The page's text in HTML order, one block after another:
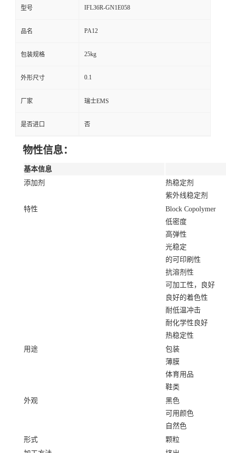
型号 IFL36R-GN1E058
品名 PA12
包装规格 25kg
外形尺寸 0.1
厂家 瑞士EMS
是否进口 否
物性信息：
基本信息
添加剂
热稳定剂
紫外线稳定剂
特性
Block Copolymer
低密度
高弹性
光稳定
的可印刷性
抗溶剂性
可加工性，良好
良好的着色性
耐低温冲击
耐化学性良好
热稳定性
用途
包装
薄膜
体育用品
鞋类
外观
黑色
可用颜色
自然色
形式
颗粒